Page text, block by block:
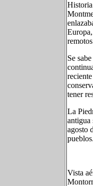
Se
tener
La
antigua
agosto
Vista